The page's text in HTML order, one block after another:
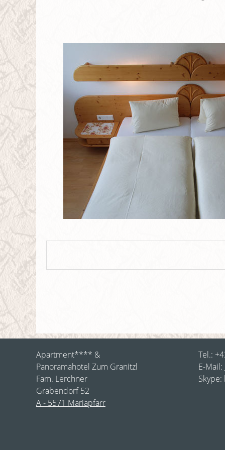
Apartment**** &
Panoramahotel Zum Granitzl
Fam. Lerchner
Grabendorf 52
A - 5571 Mariapfarr
Tel.:
E-Mail: